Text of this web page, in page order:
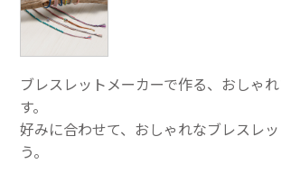
ブレスレットメーカーで作る、おしゃ
す。
好みに合わせて、おしゃれなブレスレ
う。